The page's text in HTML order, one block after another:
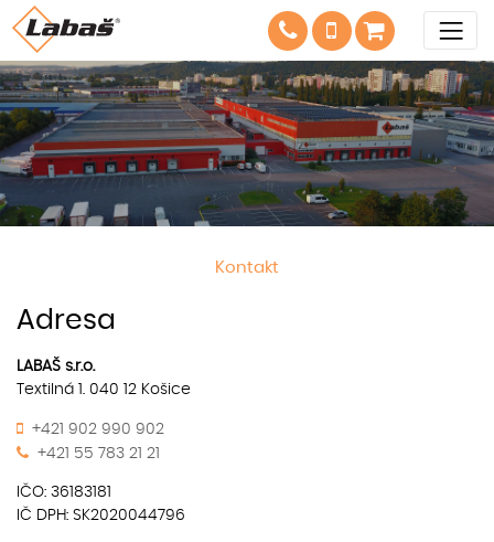
Kontakt
Adresa
LABAŠ s.r.o.
Textilná 1. 040 12 Košice
+421 902 990 902
+421 55 783 21 21
IČO: 36183181
IČ DPH: SK2020044796